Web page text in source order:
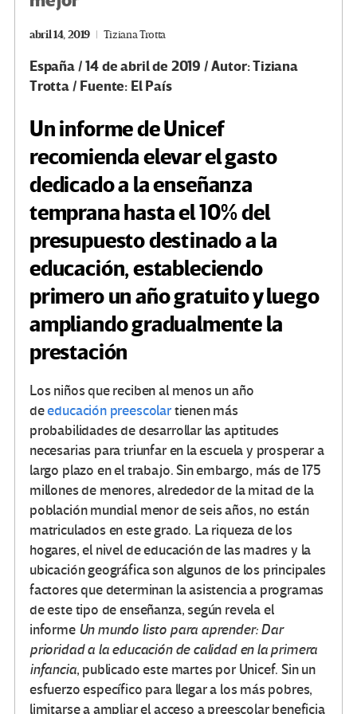
abril 14, 2019 Tiziana Trotta
España / 14 de abril de 2019 / Autor: Tiziana
Trotta / Fuente: El País
Un informe de Unicef
recomienda elevar el gasto
dedicado a la enseñanza
temprana hasta el 10% del
presupuesto destinado a la
educación, estableciendo
primero un año gratuito y luego
ampliando gradualmente la
prestación
Los niños que reciben al menos un año
deeducación preescolartienen más
probabilidades de desarrollar las aptitudes
necesarias para triunfar en la escuela y prosperar a
largo plazo en el trabajo. Sin embargo, más de 175
millones de menores, alrededor de la mitad de la
población mundial menor de seis años, no están
matriculados en este grado. La riqueza de los
hogares, el nivel de educación de las madres y la
ubicación geográfica son algunos de los principales
factores que determinan la asistencia a programas
de este tipo de enseñanza, según revela el
informe Un mundo listo para aprender: Dar
prioridad a la educación de calidad en la primera
infancia, publicado este martes por Unicef. Sin un
esfuerzo específico para llegar a los más pobres,
limitarse a ampliar el acceso a preescolar beneficia